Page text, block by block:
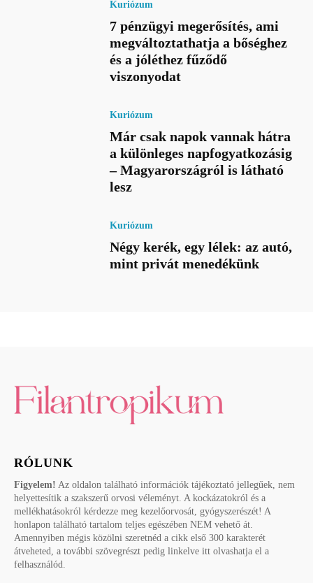
Kuriózum
7 pénzügyi megerősítés, ami
megváltoztathatja a bőséghez
és a jóléthez fűződő
viszonyodat
Kuriózum
Már csak napok vannak hátra
a különleges napfogyatkozásig
– Magyarországról is látható
lesz
Kuriózum
Négy kerék, egy lélek: az autó,
mint privát menedékünk
RÓLUNK
Figyelem! Az oldalon található információk tájékoztató jellegűek, nem
helyettesítik a szakszerű orvosi véleményt. A kockázatokról és a
mellékhatásokról kérdezze meg kezelőorvosát, gyógyszerészét! A
honlapon található tartalom teljes egészében NEM vehető át.
Amennyiben mégis közölni szeretnéd a cikk első 300 karakterét
átveheted, a további szövegrészt pedig linkelve itt olvashatja el a
felhasználód.